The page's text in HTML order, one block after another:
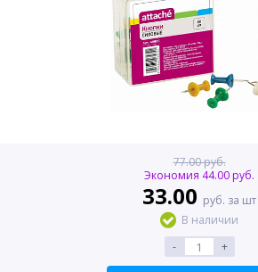
77.00 руб.
Экономия 44.00 руб.
33.00 руб. за шт
В наличии
-
+